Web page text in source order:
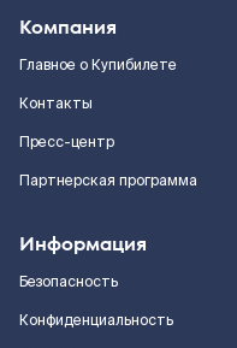
Компания
Главное о Купибилете
Контакты
Пресс-центр
Партнерская программа
Информация
Безопасность
Конфиденциальность